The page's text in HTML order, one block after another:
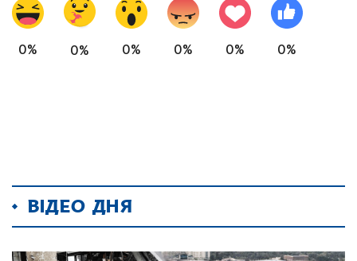
0% 0% 0% 0% 0% 0%
ВІДЕО ДНЯ